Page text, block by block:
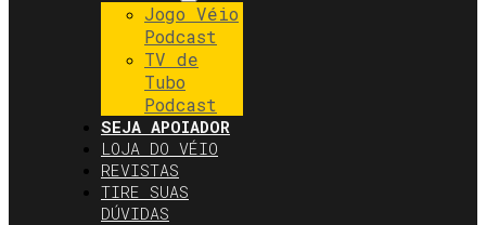
Jogo Véio
Podcast
TV de
Tubo
Podcast
SEJA APOIADOR
LOJA DO VÉIO
REVISTAS
TIRE SUAS
DÚVIDAS